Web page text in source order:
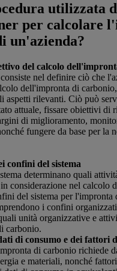
utilizzata
per calcolare
un'azienda?
del calcolo
nel definire ciò che
dell'impronta di
aspetti rilevanti. Ciò può
attuale, fissare obiettivi di
di miglioramento,
fungere da base per la
confini del sistema
determinano quali
considerazione nel calcolo
del sistema per l'impronta
i confini
unità organizzative e
carbonio.
di consumo e dei fattori
di carbonio richiede
e materiali, nonché